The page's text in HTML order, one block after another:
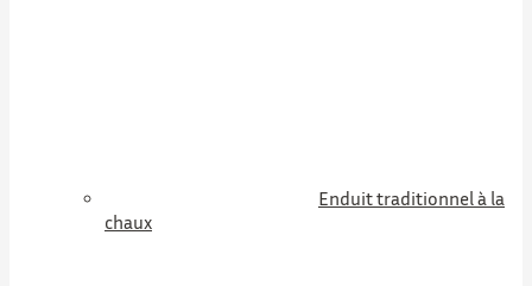
Enduit traditionnel à la
chaux